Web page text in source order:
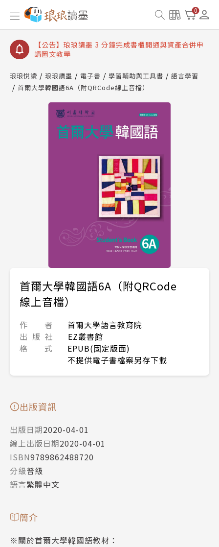
0
【公告】琅琅讀墨數位閱讀資產合併與書櫃開通申請
【公告】琅琅讀墨書櫃開通常見問題
【公告】琅琅讀墨 3 分鐘完成書櫃開通與資產合併申
請圖文教學
查詢
【公告】琅琅讀墨數位閱讀資產合併與書櫃開通申請
琅琅悅讀 琅琅讀墨 電子書 學習輔助與工具書
語言學習
首爾大學韓國語6A（附QRCode線上音檔）
首爾大學韓國語6A（附QRCode
線上音檔）
作 者
首爾大學語言教育院
出 版 社
EZ叢書館
格 式
EPUB(固定版面)
不提供電子書檔案另存下載
出版資訊
出版日期2020-04-01
線上出版日期2020-04-01
ISBN9789862488720
分級普級
語言繁體中文
簡介
※關於首爾大學韓國語教材：